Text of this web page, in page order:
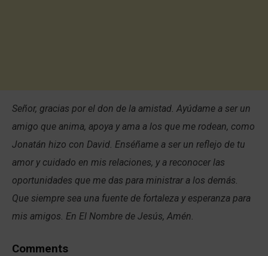
Señor, gracias por el don de la amistad. Ayúdame a ser un
amigo que anima, apoya y ama a los que me rodean, como
Jonatán hizo con David. Enséñame a ser un reflejo de tu
amor y cuidado en mis relaciones, y a reconocer las
oportunidades que me das para ministrar a los demás.
Que siempre sea una fuente de fortaleza y esperanza para
mis amigos. En El Nombre de Jesús, Amén.
Comments